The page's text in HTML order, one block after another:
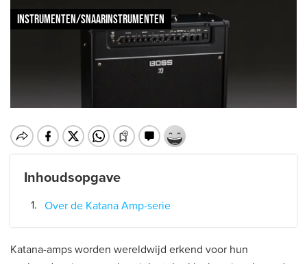
INSTRUMENTEN/SNAARINSTRUMENTEN
Inhoudsopgave
Over de Katana Amp-serie
Katana-amps worden wereldwijd erkend voor hun